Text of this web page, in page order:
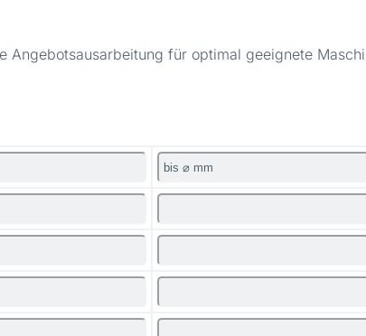
Angebotsausarbeitung für optimal geeignete